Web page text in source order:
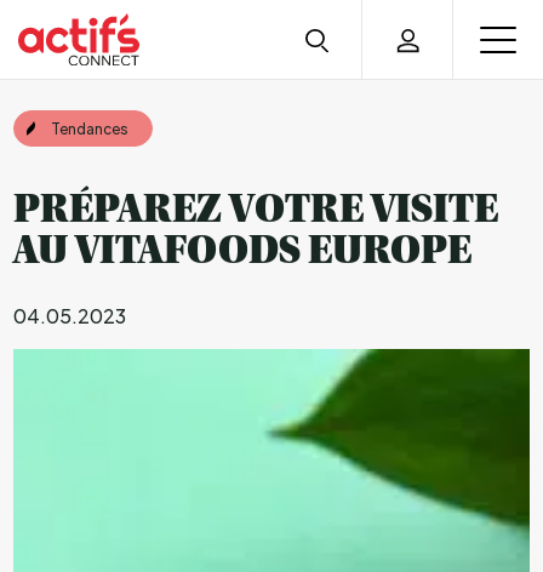
Tendances
PRÉPAREZ VOTRE VISITE
AU VITAFOODS EUROPE
04.05.2023